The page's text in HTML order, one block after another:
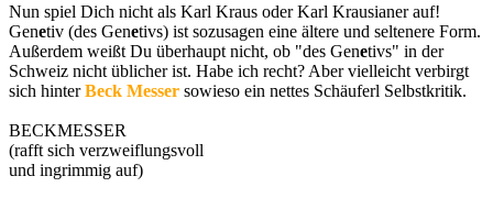
Nun spiel Dich nicht als Karl Kraus oder Karl Krausianer auf!
Genetiv (des Genetivs) ist sozusagen eine ältere und seltenere Form.
Außerdem weißt Du überhaupt nicht, ob "des Genetivs" in der
Schweiz nicht üblicher ist. Habe ich recht? Aber vielleicht verbirgt
sich hinterBeck Messer sowieso ein nettes Schäuferl Selbstkritik.
BECKMESSER
(rafft sich verzweiflungsvoll
und ingrimmig auf)